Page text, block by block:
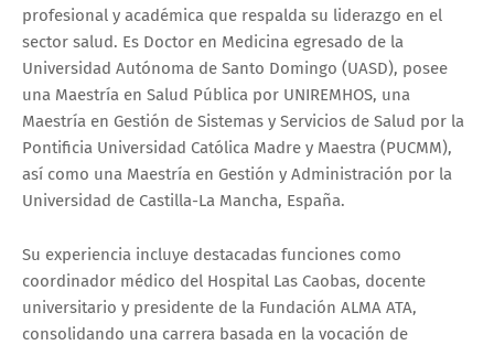
profesional y académica que respalda su liderazgo en el
sector salud. Es Doctor en Medicina egresado de la
Universidad Autónoma de Santo Domingo (UASD), posee
una Maestría en Salud Pública por UNIREMHOS, una
Maestría en Gestión de Sistemas y Servicios de Salud por la
Pontificia Universidad Católica Madre y Maestra (PUCMM),
así como una Maestría en Gestión y Administración por la
Universidad de Castilla-La Mancha, España.
Su experiencia incluye destacadas funciones como
coordinador médico del Hospital Las Caobas, docente
universitario y presidente de la Fundación ALMA ATA,
consolidando una carrera basada en la vocación de